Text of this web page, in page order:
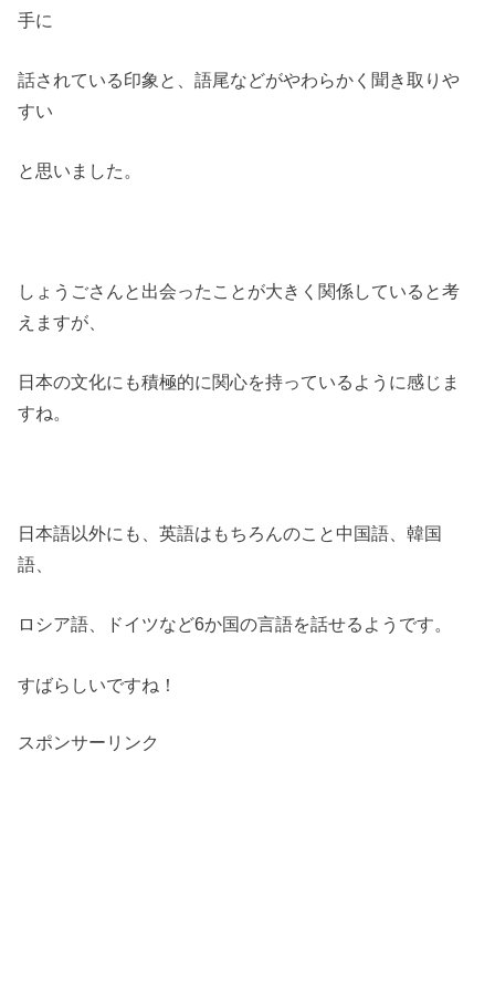
手に
話されている印象と、語尾などがやわらかく聞き取りや
すい
と思いました。
しょうごさんと出会ったことが大きく関係していると考
えますが、
日本の文化にも積極的に関心を持っているように感じま
すね。
日本語以外にも、英語はもちろんのこと中国語、韓国
語、
ロシア語、ドイツなど6か国の言語を話せるようです。
すばらしいですね！
スポンサーリンク